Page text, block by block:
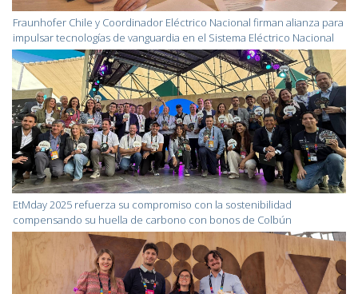
Fraunhofer Chile y Coordinador Eléctrico Nacional firman alianza para
impulsar tecnologías de vanguardia en el Sistema Eléctrico Nacional
EtMday 2025 refuerza su compromiso con la sostenibilidad
compensando su huella de carbono con bonos de Colbún